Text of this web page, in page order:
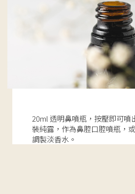
20ml 透明鼻噴瓶，按壓即可噴
裝純露，作為鼻腔口腔噴瓶，
調製淡香水。